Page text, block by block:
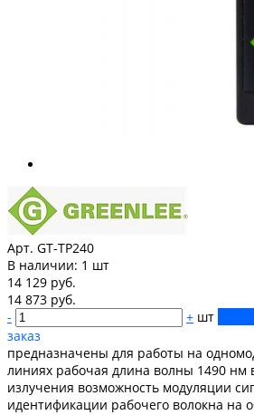
Арт. GT-TP240
В наличии: 1 шт
14 129 руб.
14 873 руб.
-
+ шт
заказ
предназначены для работы на
линиях рабочая длина волны 1490 нм
излучения возможность модуляции
идентификации рабочего волокна на